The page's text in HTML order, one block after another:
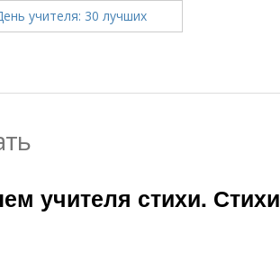
учителя стихи. Стихи